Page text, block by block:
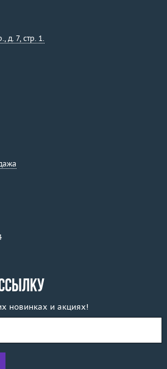
д. 7, стр. 1.
новинках и акциях!